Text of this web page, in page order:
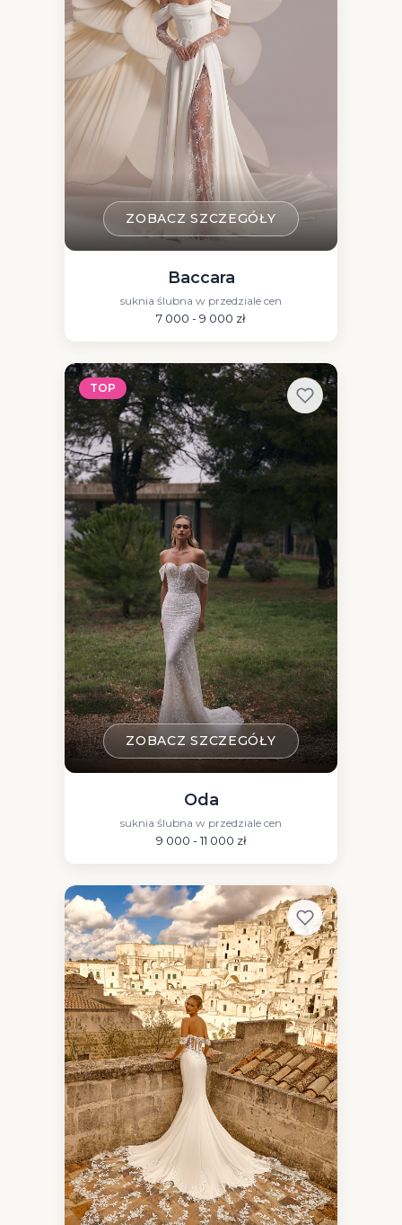
ZOBACZ SZCZEGÓŁY
Baccara
suknia ślubna w przedziale cen
7 000 - 9 000 zł
TOP
ZOBACZ SZCZEGÓŁY
Oda
suknia ślubna w przedziale cen
9 000 - 11 000 zł